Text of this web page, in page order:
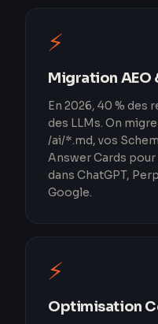
⚡
Migration AEO
En 2026, 40 % des
des LLMs. On
/ai/*.md, vos
Answer Cards
dans ChatGPT,
Google.
⚡
Optimisation